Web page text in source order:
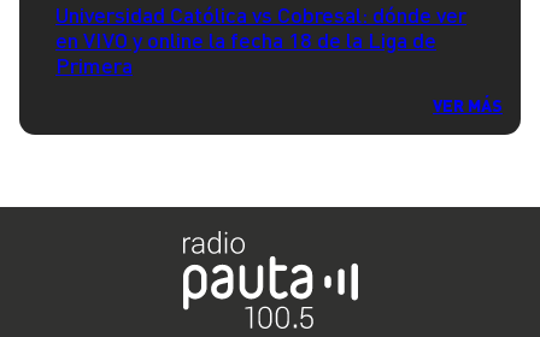
Universidad Católica vs Cobresal: dónde ver
en VIVO y online la fecha 18 de la Liga de
Primera
VER MÁS